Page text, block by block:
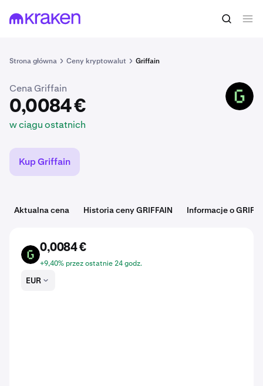
Strona główna Ceny kryptowalut Griffain
0,0084 € Kup GRIFFAIN
Cena Griffain
0,0084 €
w ciągu ostatnich
GRIFFAIN
Kup Griffain
Aktualna cena Historia ceny GRIFFAIN Informacje o
GRIFFAIN
0,0084 €
+9,40% przez ostatnie 24 godz.
EUR